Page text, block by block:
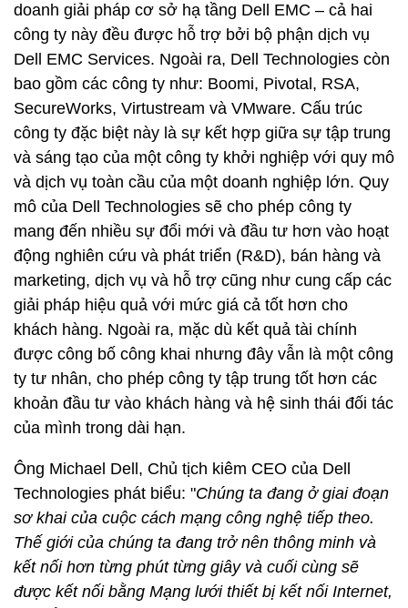
doanh giải pháp cơ sở hạ tầng Dell EMC – cả hai
công ty này đều được hỗ trợ bởi bộ phận dịch vụ
Dell EMC Services. Ngoài ra, Dell Technologies còn
bao gồm các công ty như: Boomi, Pivotal, RSA,
SecureWorks, Virtustream và VMware. Cấu trúc
công ty đặc biệt này là sự kết hợp giữa sự tập trung
và sáng tạo của một công ty khởi nghiệp với quy mô
và dịch vụ toàn cầu của một doanh nghiệp lớn. Quy
mô của Dell Technologies sẽ cho phép công ty
mang đến nhiều sự đổi mới và đầu tư hơn vào hoạt
động nghiên cứu và phát triển (R&D), bán hàng và
marketing, dịch vụ và hỗ trợ cũng như cung cấp các
giải pháp hiệu quả với mức giá cả tốt hơn cho
khách hàng. Ngoài ra, mặc dù kết quả tài chính
được công bố công khai nhưng đây vẫn là một công
ty tư nhân, cho phép công ty tập trung tốt hơn các
khoản đầu tư vào khách hàng và hệ sinh thái đối tác
của mình trong dài hạn.
Ông Michael Dell, Chủ tịch kiêm CEO của Dell
Technologies phát biểu: "Chúng ta đang ở giai đoạn
sơ khaicủa cuộc cách mạng công nghệ tiếp theo.
Thế giới của chúng ta đang trở nên thông minh và
kết nối hơn từng phút từng giây và cuối cùng sẽ
được kết nối bằng Mạng lưới thiết bị kết nối Internet,